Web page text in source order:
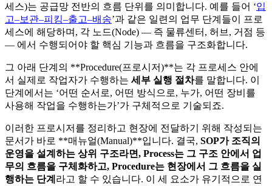
세스)는 공급망 전반의 흐름 단위를 의미합니다. 예를 들어 ‘입
고–보관–피킹–출고–배송’과 같은 일련의 업무 단계들이 프로
세스에 해당하며, 각 노드(Node) — 즉 물류센터, 허브, 거점 등
— 에서 수행되어야 할 핵심 기능과 흐름을 구조화합니다.
그 아래 단계의 **Procedure(프로시저)**는 각 프로세스 안에
서 실제로 작업자가 수행하는 세부 실행 절차를 말합니다. 이
단계에서는 ‘어떤 순서로, 어떤 방식으로, 누가, 어떤 장비를
사용해 작업을 수행하는가’가 구체적으로 기술되죠.
이러한 프로시저를 정리하고 현장에 전달하기 위해 작성되는
문서가 바로 **매뉴얼(Manual)**입니다. 결국, SOP가 조직의
운영을 설계하는 상위 구조라면, Process는 그 구조 안에서 업
무의 흐름을 구체화하고, Procedure는 현장에서 그 흐름을 실
행하는 단계 라고 할 수 있습니다. 이 세 요소가 유기적으로 연